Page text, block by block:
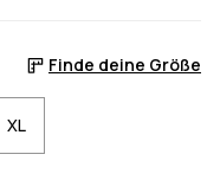
Finde deine Größe
XL